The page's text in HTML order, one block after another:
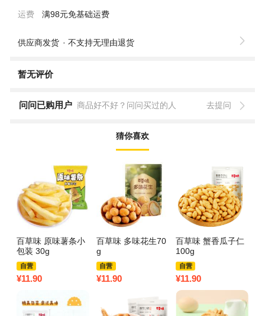
运费 满98元免基础运费
供应商发货 不支持无理由退货
暂无评价
问问已购用户 商品好不好？问问买过的人 去提问
猜你喜欢
百草味 原味薯条小
包装 30g
自营
¥11.90
百草味 多味花生70
g
自营
¥11.90
百草味 蟹香瓜子仁
100g
自营
¥11.90